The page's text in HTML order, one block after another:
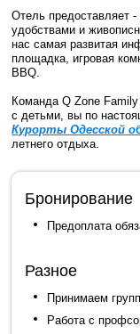
Отель предоставляет
удобствами и
нас самая развитая
площадка, игровая
BBQ.
Команда Q Zone
с детьми, вы по
Курорты Одесской
летнего отдыха.
Бронирование
Предоплата
Разное
Принимаем
Работа с